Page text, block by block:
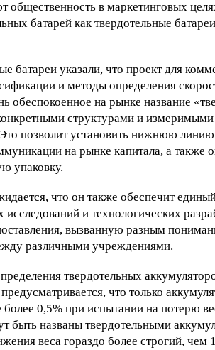
общественность в маркетинговых
батарей как твердотельные
батареи указали, что проект для
и методы определения
обеспокоенное на рынке название
структурами и измеримыми
позволит установить нижнюю
на рынке капитала, а также
упаковку.
что он также обеспечит
исследований и технологических
вызванную разным
различными учреждениями.
твердотельных
что только
более 0,5% при испытании на потерю
быть названы твердотельными
веса гораздо более строгий, чем